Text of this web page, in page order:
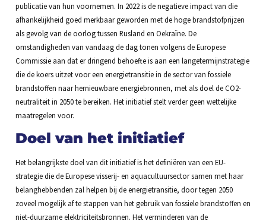
publicatie van hun voornemen. In 2022 is de negatieve impact van die
afhankelijkheid goed merkbaar geworden met de hoge brandstofprijzen
als gevolg van de oorlog tussen Rusland en Oekraïne. De
omstandigheden van vandaag de dag tonen volgens de Europese
Commissie aan dat er dringend behoefte is aan een langetermijnstrategie
die de koers uitzet voor een energietransitie in de sector van fossiele
brandstoffen naar hernieuwbare energiebronnen, met als doel de CO2-
neutraliteit in 2050 te bereiken. Het initiatief stelt verder geen wettelijke
maatregelen voor.
Doel van het initiatief
Het belangrijkste doel van dit initiatief is het definiëren van een EU-
strategie die de Europese visserij- en aquacultuursector samen met haar
belanghebbenden zal helpen bij de energietransitie, door tegen 2050
zoveel mogelijk af te stappen van het gebruik van fossiele brandstoffen en
niet-duurzame elektriciteitsbronnen. Het verminderen van de